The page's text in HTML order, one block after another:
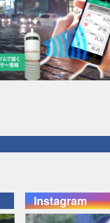
Instagram